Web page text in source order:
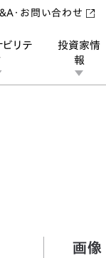
ビリテ
投資家情
報
・お問い合わせ
画像